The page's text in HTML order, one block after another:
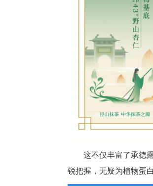
这不仅丰富了承德
锐把握，无疑为植物蛋